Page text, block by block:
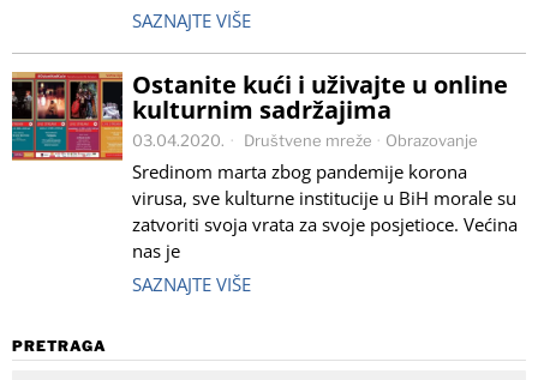
SAZNAJTE VIŠE
Ostanite kući i uživajte u online
kulturnim sadržajima
03.04.2020. Društvene mreže · Obrazovanje
Sredinom marta zbog pandemije korona
virusa, sve kulturne institucije u BiH morale su
zatvoriti svoja vrata za svoje posjetioce. Većina
nas je
SAZNAJTE VIŠE
PRETRAGA